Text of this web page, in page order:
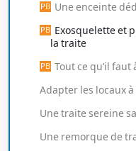
Une enceinte
Exosquelette et
la traite
Tout ce qu’il
Adapter les locaux
Une traite sereine
Une remorque de